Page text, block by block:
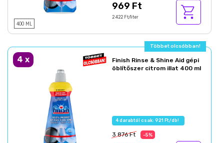
400 ML
969 Ft
2 422 Ft/liter
Többet olcsóbban!
4 x
Finish Rinse & Shine Aid gépi
öblítőszer citrom illat 400 ml
4 darabtól csak: 921 Ft/db!
3 876 Ft -5%